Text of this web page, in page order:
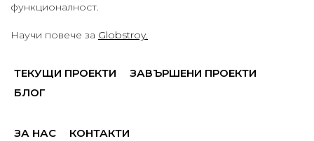
функционалност.
Научи повече за Globstroy.
ТЕКУЩИ ПРОЕКТИ
ЗАВЪРШЕНИ ПРОЕКТИ
БЛОГ
ЗА НАС КОНТАКТИ